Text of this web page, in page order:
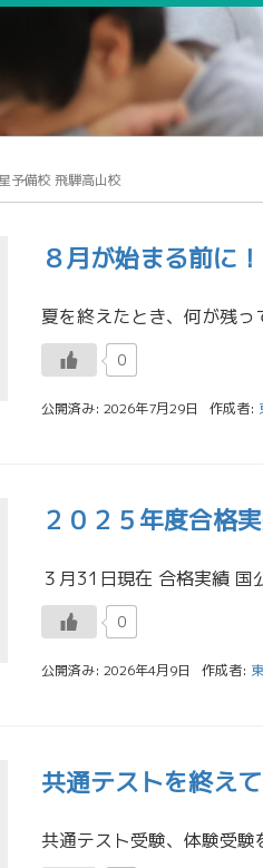
予備校 飛騨高山校
８月が始まる前に！
0
公開済み: 2026年7月29日 作成者:
２０２５年度合格
0
公開済み: 2026年4月9日 作成者:
共通テストを終えて